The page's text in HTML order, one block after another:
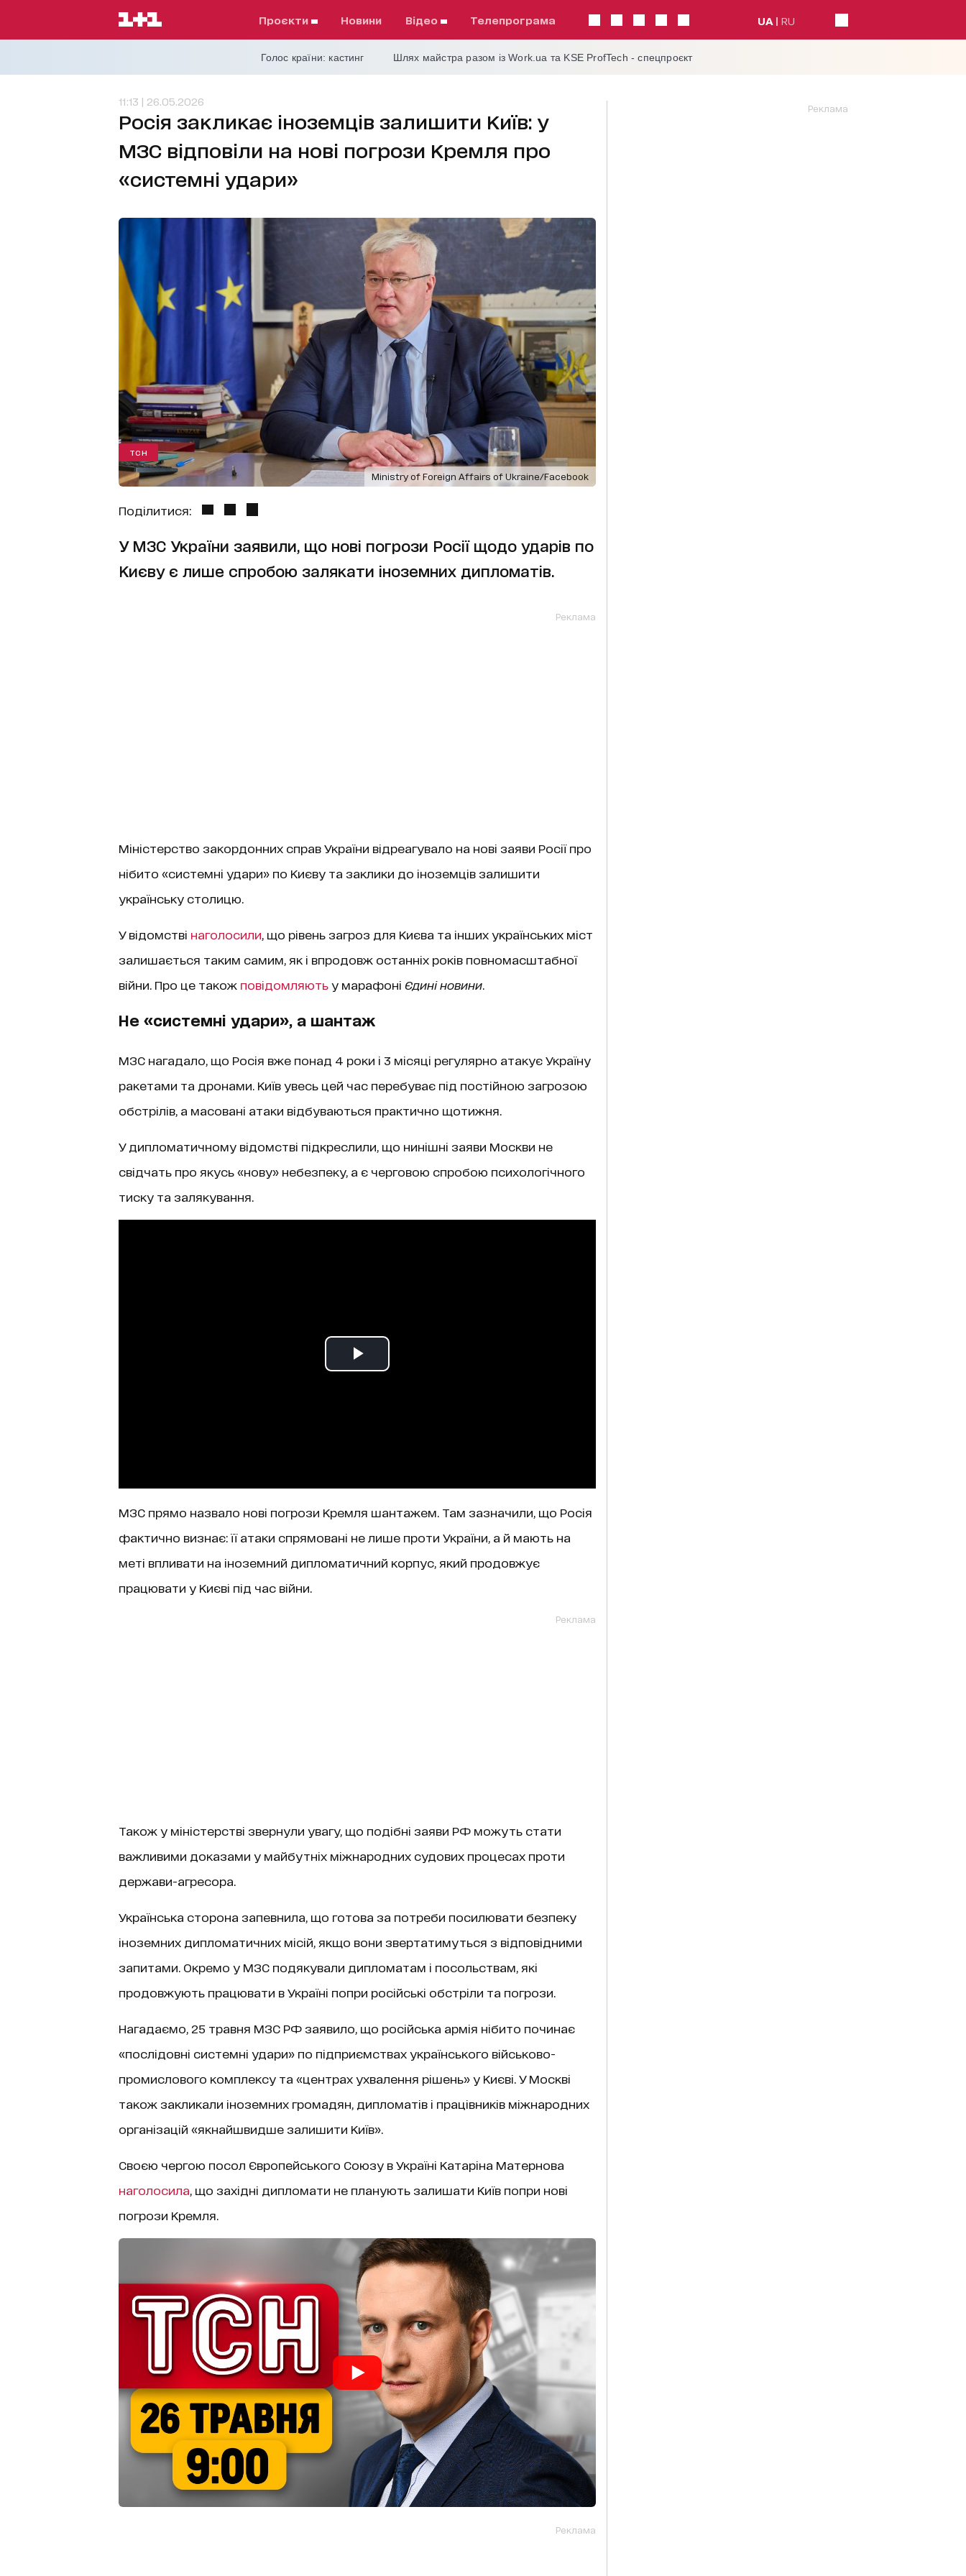
проєкти Новини відео телепрограма UA RU
Голос країни: кастинг Шлях майстра разом із Work.ua та KSE ProfTech - спецпроєкт
11:13 | 26.05.2026
Росія закликає іноземців залишити Київ: у
МЗС відповіли на нові погрози Кремля про
«системні удари»
Ministry of Foreign Affairs of Ukraine/Facebook
ТСН
Поділитися:
У МЗС України заявили, що нові погрози Росії щодо ударів по
Києву є лише спробою залякати іноземних дипломатів.
Реклама
Міністерство закордонних справ України відреагувало на нові заяви Росії про
нібито «системні удари» по Києву та заклики до іноземців залишити
українську столицю.
У відомстві наголосили , що рівень загроз для Києва та інших українських міст
залишається таким самим, як і впродовж останніх років повномасштабної
війни. Про це також повідомляютьу марафоні Єдині новини.
Не «системні удари», а шантаж
МЗС нагадало, що Росія вже понад 4 роки і 3 місяці регулярно атакує Україну
ракетами та дронами. Київ увесь цей час перебуває під постійною загрозою
обстрілів, а масовані атаки відбуваються практично щотижня.
У дипломатичному відомстві підкреслили, що нинішні заяви Москви не
свідчать про якусь «нову» небезпеку, а є черговою спробою психологічного
тиску та залякування.
МЗС прямо назвало нові погрози Кремля шантажем. Там зазначили, що Росія
фактично визнає: її атаки спрямовані не лише проти України, а й мають на
меті впливати на іноземний дипломатичний корпус, який продовжує
працювати у Києві під час війни.
Реклама
Також у міністерстві звернули увагу, що подібні заяви РФ можуть стати
важливими доказами у майбутніх міжнародних судових процесах проти
держави-агресора.
Українська сторона запевнила, що готова за потреби посилювати безпеку
іноземних дипломатичних місій, якщо вони звертатимуться з відповідними
запитами. Окремо у МЗС подякували дипломатам і посольствам, які
продовжують працювати в Україні попри російські обстріли та погрози.
Нагадаємо, 25 травня МЗС РФ заявило, що російська армія нібито починає
«послідовні системні удари» по підприємствах українського військово-
промислового комплексу та «центрах ухвалення рішень» у Києві. У Москві
також закликали іноземних громадян, дипломатів і працівників міжнародних
організацій «якнайшвидше залишити Київ».
Своєю чергою посол Європейського Союзу в Україні Катаріна Матернова
наголосила , що західні дипломати не планують залишати Київ попри нові
погрози Кремля.
Реклама
Реклама